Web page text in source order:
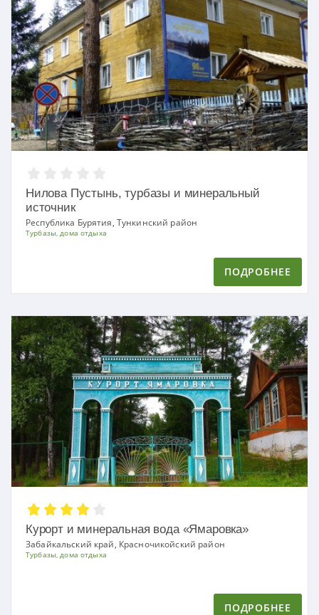
Нилова Пустынь, турбазы и минеральный
источник
Республика Бурятия, Тункинский район
Турбазы, дома отдыха
ПОДРОБНЕЕ
Курорт и минеральная вода «Ямаровка»
Забайкальский край, Красночикойский район
Турбазы, дома отдыха
ПОДРОБНЕЕ